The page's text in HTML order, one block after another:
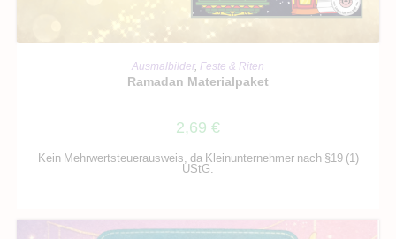
IN DEN WARENKORB
Ausmalbilder, Feste & Riten
Ramadan Materialpaket
2,69 €
Kein Mehrwertsteuerausweis, da Kleinunternehmer nach §19 (1)
UStG.